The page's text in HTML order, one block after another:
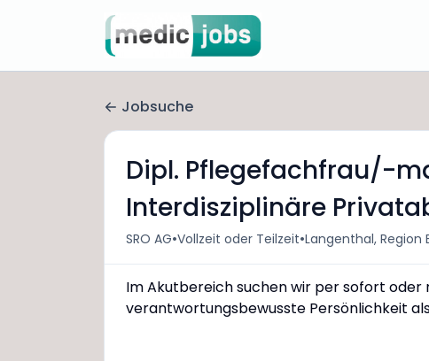
Jobsuche
Dipl. Pflegefachfrau/-
Interdisziplinäre
SRO AG•Vollzeit oder Teilzeit•Langenthal, Region
Im Akutbereich suchen wir per sofort
verantwortungsbewusste Persönlichkeit